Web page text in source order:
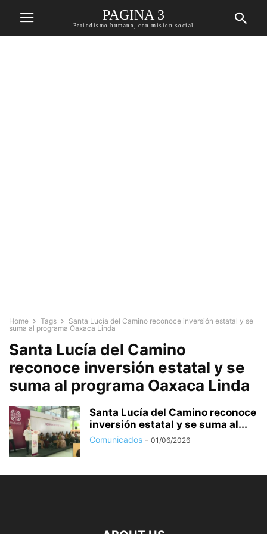
PAGINA 3
Periodismo humano, con mision social
Home Tags
Santa Lucía del Camino reconoce inversión estatal y se
suma al programa Oaxaca Linda
Santa Lucía del Camino
reconoce inversión estatal y se
suma al programa Oaxaca Linda
Santa Lucía del Camino reconoce
inversión estatal y se suma al...
Comunicados - 01/06/2026